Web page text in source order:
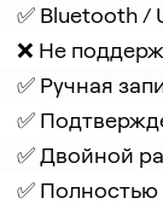
✅ Bluetooth /
❌ Не
✅ Ручная
✅
✅ Двойной
✅